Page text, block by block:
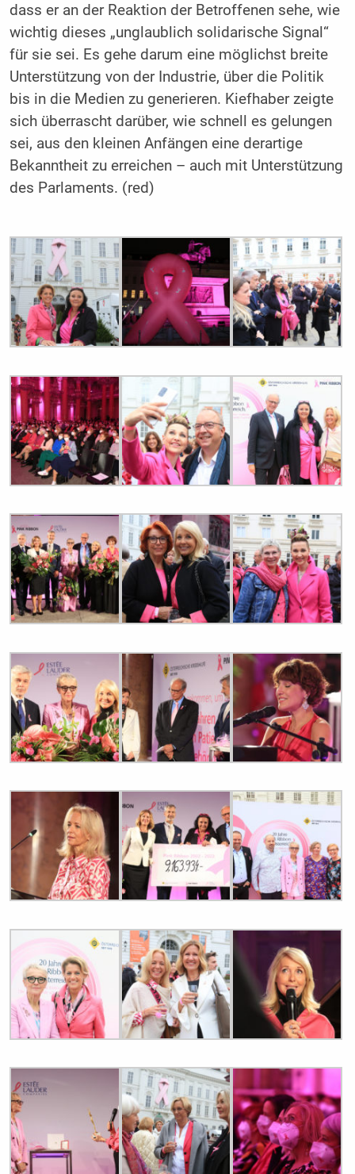
dass er an der Reaktion der Betroffenen sehe, wie
wichtig dieses „unglaublich solidarische Signal“
für sie sei. Es gehe darum eine möglichst breite
Unterstützung von der Industrie, über die Politik
bis in die Medien zu generieren. Kiefhaber zeigte
sich überrascht darüber, wie schnell es gelungen
sei, aus den kleinen Anfängen eine derartige
Bekanntheit zu erreichen – auch mit Unterstützung
des Parlaments. (red)